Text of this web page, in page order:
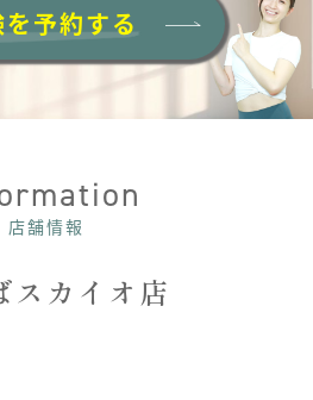
予約する
店舗情報
スカイオ店